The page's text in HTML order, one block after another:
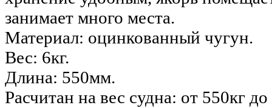
занимает много места.
Материал: оцинкованный чугун.
Вес: 6кг.
Длина: 550мм.
Расчитан на вес судна: от 550кг до